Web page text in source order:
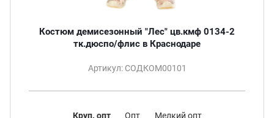
Костюм демисезонный "Лес" цв.кмф 0134-2
тк.дюспо/флис в Краснодаре
Артикул: СОДКОМ00101
Круп. опт Опт Мелкий опт